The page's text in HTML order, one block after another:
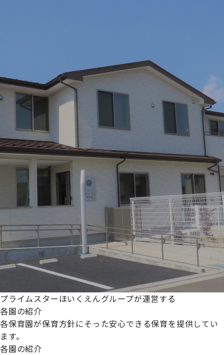
プライムスターほいくえんグループが運営する
各園の紹介
各保育園が保育方針にそった安心できる保育を提供してい
ます。
各園の紹介